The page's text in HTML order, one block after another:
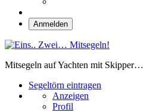
Anmelden
Mitsegeln auf Yachten mit Skipper…
Segeltörn eintragen
Anzeigen
Profil